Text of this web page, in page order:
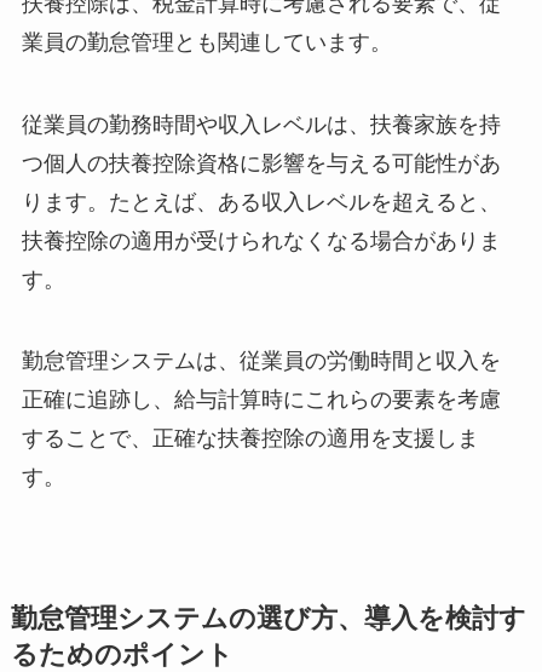
業員の勤怠管理とも関連しています。
従業員の勤務時間や収入レベルは、扶養家族を持
つ個人の扶養控除資格に影響を与える可能性があ
ります。たとえば、ある収入レベルを超えると、
扶養控除の適用が受けられなくなる場合がありま
す。
勤怠管理システムは、従業員の労働時間と収入を
正確に追跡し、給与計算時にこれらの要素を考慮
することで、正確な扶養控除の適用を支援しま
す。
勤怠管理システムの選び方、導入を検討す
るためのポイント